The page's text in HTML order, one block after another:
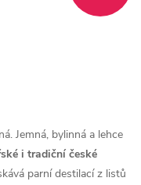
Jemná, bylinná a lehce
i tradiční české
parní destilací z listů